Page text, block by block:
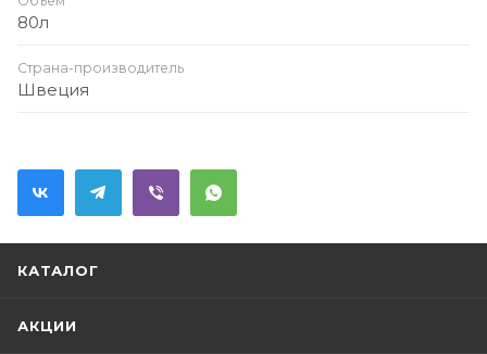
80л
Страна-производитель
Швеция
КАТАЛОГ
АКЦИИ